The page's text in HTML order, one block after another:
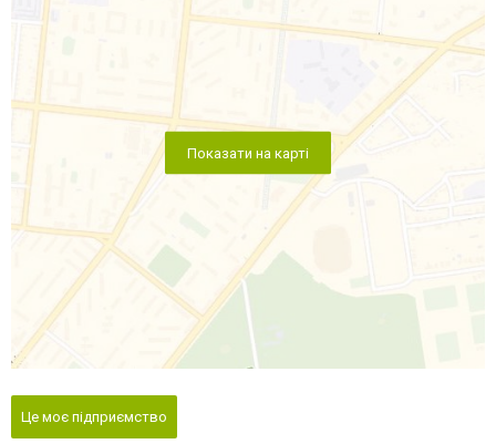
Показати на карті
Це моє підприємство